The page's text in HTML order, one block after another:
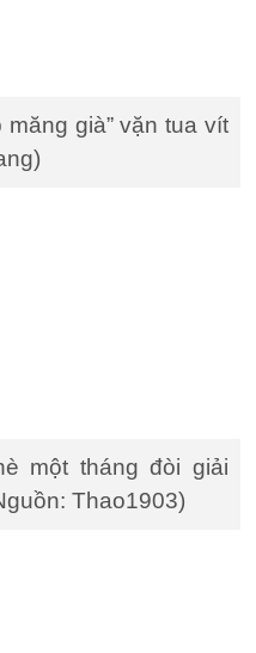
măng già” vặn tua vít
một tháng đòi giải
Thao1903)